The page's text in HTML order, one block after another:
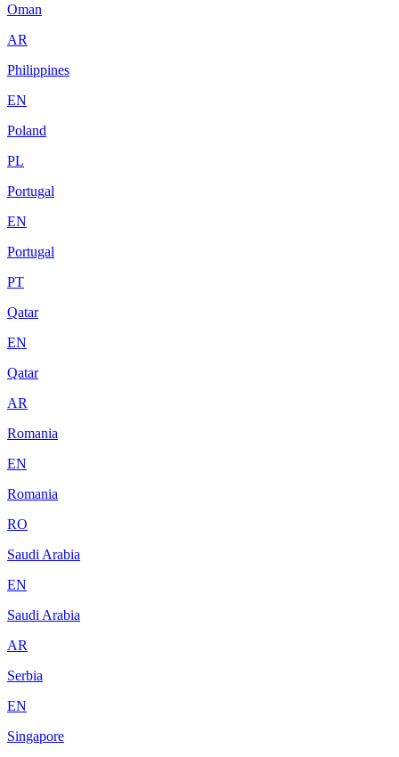
Oman
AR
Philippines
EN
Poland
PL
Portugal
EN
Portugal
PT
Qatar
EN
Qatar
AR
Romania
EN
Romania
RO
Saudi Arabia
EN
Saudi Arabia
AR
Serbia
EN
Singapore